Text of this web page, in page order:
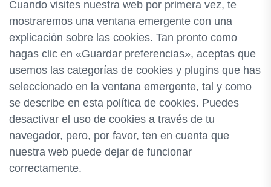
Cuando visites nuestra web por primera vez, te
mostraremos una ventana emergente con una
explicación sobre las cookies. Tan pronto como
hagas clic en «Guardar preferencias», aceptas que
usemos las categorías de cookies y plugins que has
seleccionado en la ventana emergente, tal y como
se describe en esta política de cookies. Puedes
desactivar el uso de cookies a través de tu
navegador, pero, por favor, ten en cuenta que
nuestra web puede dejar de funcionar
correctamente.